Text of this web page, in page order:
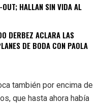
HALLAN SIN VIDA AL
DERBEZ ACLARA LAS
DE BODA CON PAOLA
también por encima de
que hasta ahora había